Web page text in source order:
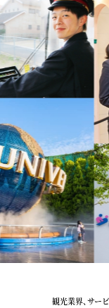
観光業界、サー